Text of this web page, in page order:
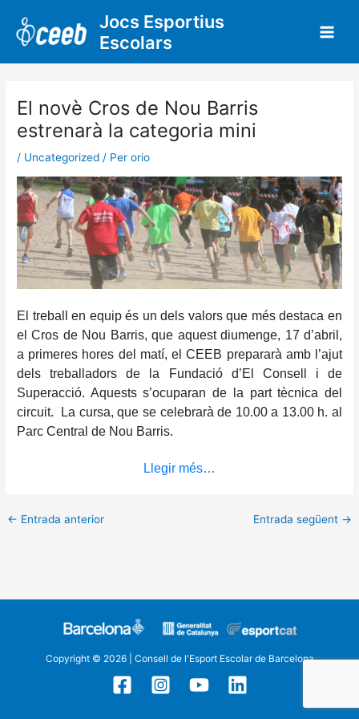
contingut
Jocs Esportius
Escolars
El novè Cros de Nou Barris
estrenarà la categoria mini
/ Uncategorized / Per orio
El treball en equip és un dels valors que més destaca en
el Cros de Nou Barris, que aquest diumenge, 17 d’abril,
a primeres hores del matí, el CEEB prepararà amb l’ajut
dels treballadors de la Fundació d’El Consell i de
Superacció. Aquests s’ocuparan de la part tècnica del
circuit. La cursa, que se celebrarà de 10.00 a 13.00 h. al
Parc Central de Nou Barris.
Llegir més…
← Entrada anterior Entrada següent →
Copyright © 2026 | Consell de l'Esport Escolar de Barcelona